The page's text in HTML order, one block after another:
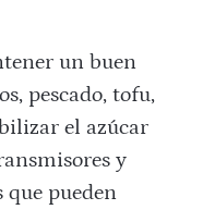
un buen
pescado, tofu,
el azúcar
y
que pueden